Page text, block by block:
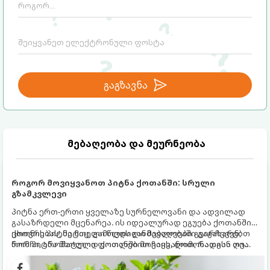
გაგზავნა
მებაღეობა და მეურნეობა
როგორ მოვიყვანოთ პიტნა ქოთანში: სრული
გზამკვლევი
პიტნა ერთ-ერთი ყველაზე სურნელოვანი და ადვილად
გასაზრდელი მცენარეა. ის იდეალურად ეგუება ქოთანში
ცხოვრებას, მეტიც, გამოცდილი მებაღეები გვირჩევენ,
რომ პიტნა მხოლოდ ქოთანში მოვიყვანოთ, რადგან ღია
გრუნტში (ბაღში) დარგვისას ის ფესვებით ძალიან
სწრაფად ვრცელდება და სხვა მცენარეებს ავიწროებს.
ქოთნის პიტნა მთელი წლის განმავლობაში გაგახარებთ
ნორჩი, არომატული ფოთლებით ჩაის, ლიმონათისა თუ
კერძებისთვის.